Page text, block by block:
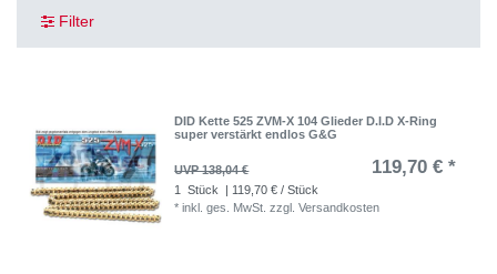
Filter
DID Kette 525 ZVM-X 104 Glieder D.I.D X-Ring
super verstärkt endlos G&G
UVP 138,04 € 119,70 € *
1 Stück
| 119,70 € / Stück
*inkl. ges. MwSt. zzgl.Versandkosten